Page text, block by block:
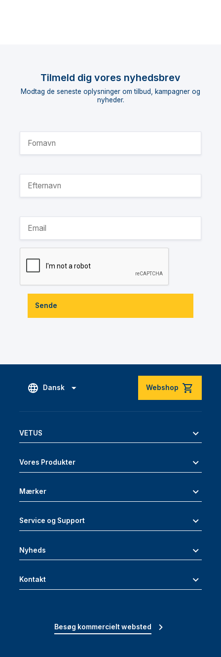
Tilmeld dig vores nyhedsbrev
Modtag de seneste oplysninger om tilbud, kampagner og
nyheder.
Sende
Dansk Webshop
VETUS
Vores Produkter
Mærker
Service og Support
Nyheds
Kontakt
Besøg kommercielt websted